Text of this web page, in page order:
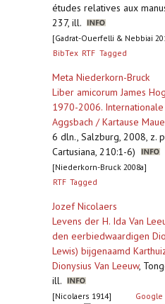
études relatives aux
237, ill.
[Gadrat-Ouerfelli & Nebbiai
BibTex RTF Tagged
Meta Niederkorn-Bruck
Liber amicorum James
1970-2006.
Aggsbach / Kartause
6 dln., Salzburg, 2008, z.
Cartusiana, 210:1-6)
[Niederkorn-Bruck 2008a]
RTF Tagged
Jozef Nicolaers
Levens der H. Ida Van
den eerbiedwaardigen
Lewis) bijgenaamd
Dionysius Van Leeuw,
ill.
[Nicolaers 1914] Google